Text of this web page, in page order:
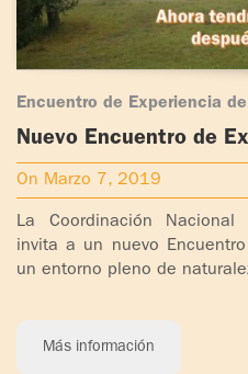
Encuentro de Experiencia
Nuevo Encuentro de
Antioquia, Colombia
On Marzo 7, 2019
La Coordinación Nacional
invita a un nuevo
un entorno pleno de
Más información